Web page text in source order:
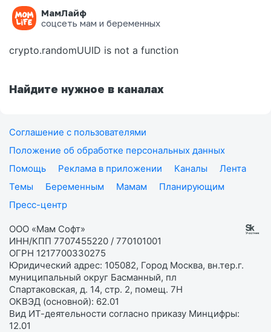
МамЛайф
соцсеть мам и беременных
Ошибка на странице
crypto.randomUUID is not a function
Найдите нужное в каналах
Соглашение с пользователями
Положение об обработке персональных данных
Помощь
Реклама в приложении Каналы
Лента
Темы
Беременным Мамам
Планирующим
Пресс-центр
ООО «Мам Софт»
ИНН/КПП 7707455220 / 770101001
ОГРН 1217700330275
Юридический адрес: 105082, Город Москва, вн.тер.г.
муниципальный округ Басманный, пл
Спартаковская, д. 14, стр. 2, помещ. 7Н
ОКВЭД (основной): 62.01
Вид ИТ-деятельности согласно приказу Минцифры:
12.01